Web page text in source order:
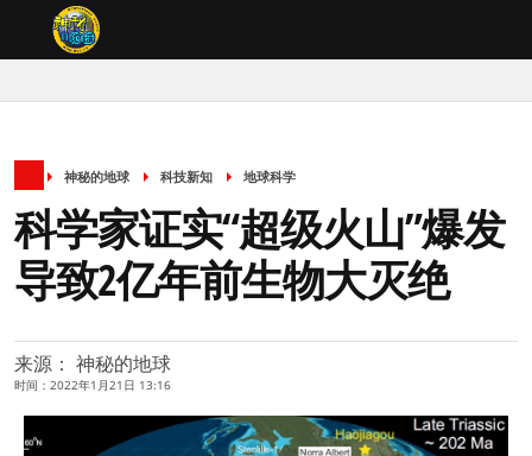
神秘的地球 科技新知 地球科学
科学家证实“超级火山”爆发
导致2亿年前生物大灭绝
来源： 神秘的地球
时间：2022年1月21日 13:16